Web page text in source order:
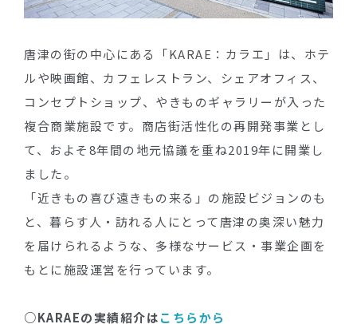
唐津の街の中心にある「KARAE：カラエ」は、ホテ
ルや映画館、カフェレストラン、シェアオフィス、
コンセプトショップ、やきものギャラリーが入った
複合商業施設です。商店街活性化の再開発事業とし
て、およそ8年間の地元協議を重ね2019年に開業し
ました。
「近きもの喜び遠きもの来る」の施設ビジョンのも
と、暮らす人・訪れる人にとって唐津の奥深い魅力
を届けられるような、多様なサービス・事業企画を
もとに施設運営を行っています。
○KARAEの実績紹介はこちらから